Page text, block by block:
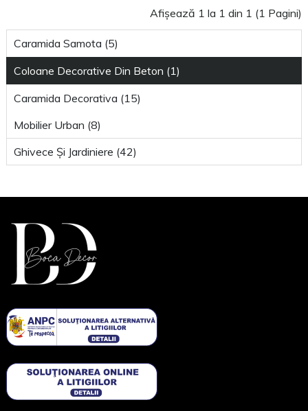
Caramida Samota (5)
Coloane Decorative Din Beton (1)
Caramida Decorativa (15)
Mobilier Urban (8)
Ghivece Și Jardiniere (42)
Afișează 1 la 1 din 1 (1 Pagini)